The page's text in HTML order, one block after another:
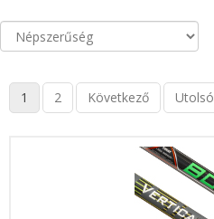
1 2 Következő Utolsó